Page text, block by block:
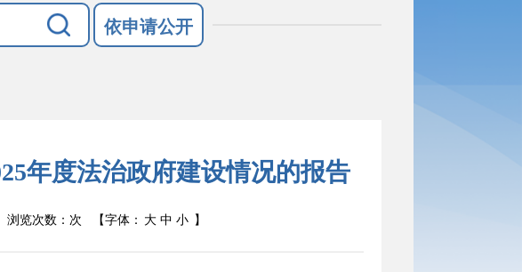
依申请公开
年度法治政府建设情况的报告
览次数： 次 【字体： 大 中 小 】